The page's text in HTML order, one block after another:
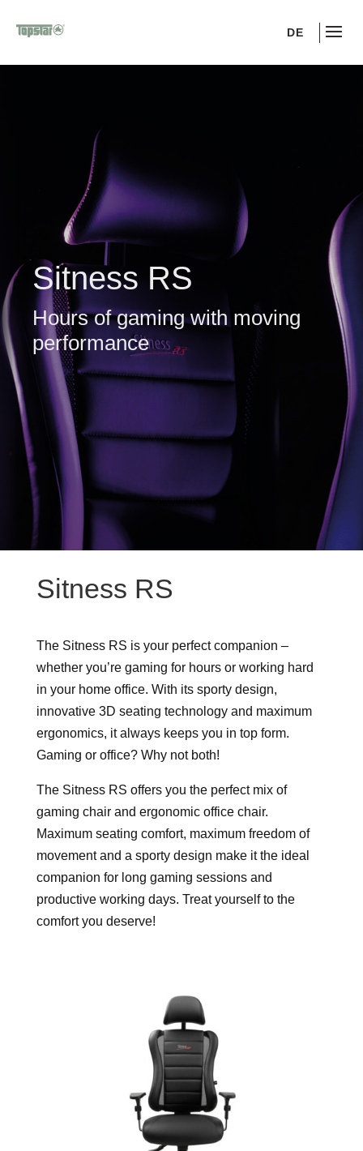
DE
Sitness RS
Hours of gaming with moving
performance
Sitness RS
The Sitness RS is your perfect companion –
whether you’re gaming for hours or working hard
in your home office. With its sporty design,
innovative 3D seating technology and maximum
ergonomics, it always keeps you in top form.
Gaming or office? Why not both!
The Sitness RS offers you the perfect mix of
gaming chair and ergonomic office chair.
Maximum seating comfort, maximum freedom of
movement and a sporty design make it the ideal
companion for long gaming sessions and
productive working days. Treat yourself to the
comfort you deserve!